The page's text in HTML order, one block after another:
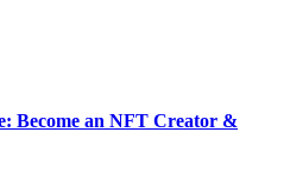
Become an NFT Creator &